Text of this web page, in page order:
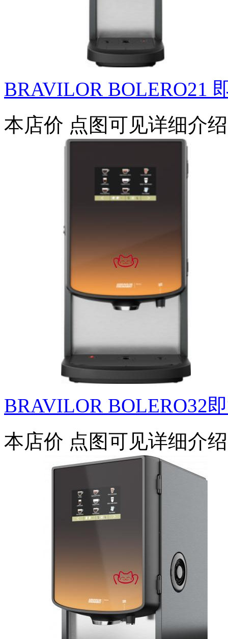
BRAVILOR BOLERO21
本店价 点图可见详细介绍
BRAVILOR BOLERO32
本店价 点图可见详细介绍